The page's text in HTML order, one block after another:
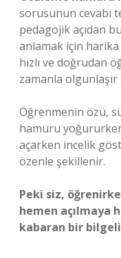
sorusunun cevabı
pedagojik açıdan
anlamak için
hızlı ve doğrudan
zamanla olgunlaşır
Öğrenmenin özü,
hamuru
açarken incelik
özenle şekillenir.
Peki siz,
hemen açılmaya
kabaran bir